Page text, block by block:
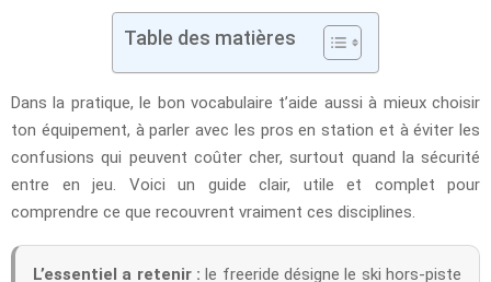
Table des matières
Dans la pratique, le bon vocabulaire t’aide aussi à mieux choisir
ton équipement, à parler avec les pros en station et à éviter les
confusions qui peuvent coûter cher, surtout quand la sécurité
entre en jeu. Voici un guide clair, utile et complet pour
comprendre ce que recouvrent vraiment ces disciplines.
L’essentiel a retenir : le freeride désigne le ski hors-piste